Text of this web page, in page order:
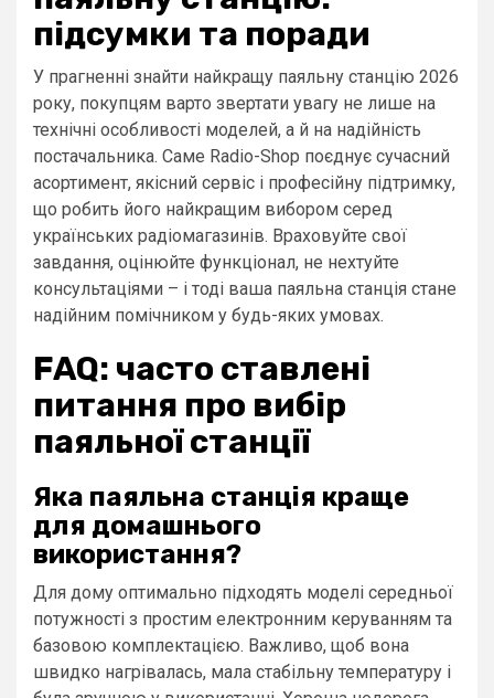
підсумки та поради
У прагненні знайти найкращу паяльну станцію 2026
року, покупцям варто звертати увагу не лише на
технічні особливості моделей, а й на надійність
постачальника. Саме Radio-Shop поєднує сучасний
асортимент, якісний сервіс і професійну підтримку,
що робить його найкращим вибором серед
українських радiомагазинів. Враховуйте свої
завдання, оцінюйте функціонал, не нехтуйте
консультаціями – і тоді ваша паяльна станція стане
надійним помічником у будь-яких умовах.
FAQ: часто ставлені
питання про вибір
паяльної станції
Яка паяльна станція краще
для домашнього
використання?
Для дому оптимально підходять моделі середньої
потужності з простим електронним керуванням та
базовою комплектацією. Важливо, щоб вона
швидко нагрівалась, мала стабільну температуру і